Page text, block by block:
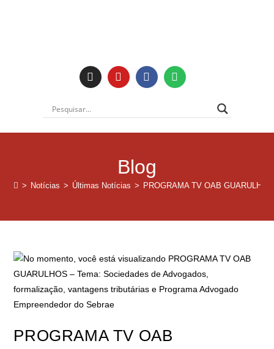
Blog
> Notícias > Últimas Notícias > PROGRAMA TV OAB
PROGRAMA TV OAB